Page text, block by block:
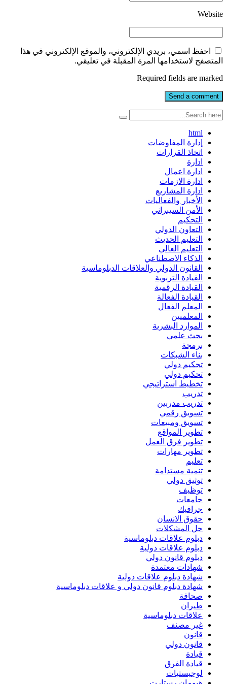
Website
احفظ اسمي، بريدي الإلكتروني، والموقع الإلكتروني في هذا
المتصفح لاستخدامها المرة المقبلة في تعليقي.
Required fields are marked
html
إدارة المفاوضات
اتخاذ القرارات
ادارة
ادارة اعمال
ادارة الازمات
ادارة المشاريع
الأخبار والفعاليات
الأمن السيبراني
التحكيم
التعاون الدولي
التعليم الحديث
التعليم العالي
الذكاء الاصطناعي
القانون الدولي والعلاقات الدبلوماسية
القيادة التربوية
القيادة الرقمية
القيادة الفعالة
المعلم الفعال
المعلميين
الموارد البشرية
بحث علمي
برمجة
بناء الشبكات
تجكيم دولي
تحكيم دولي
تخطيط استراتيجي
تدريب
تدريب مدربين
تسويق رقمي
تسويق ومبيعات
تطوير المواقع
تطوير فرق العمل
تطوير مهارات
تعليم
تنمية مستدامة
توثيق دولي
توظيف
جامعات
جرافيك
حقوق الانسان
حل المشكلات
دبلوم علاقات دبلوماسية
دبلوم علاقات دولية
دبلوم قانون دولي
شهادات معتمدة
شهادة دبلوم علاقات دولية
شهادة دبلوم قانون دولي و علاقات دبلوماسية
صحافة
طيران
علاقات دبلوماسية
غير مصنف
قانون
قانون دولي
قيادة
قيادة الفرق
لوجيستيات